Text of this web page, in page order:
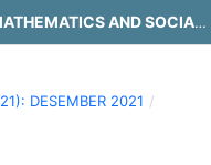
JOURNAL OF TECHNOLOGY, MATHEMATICS AND SOCIAL SCIENCE
DESEMBER 2021 /